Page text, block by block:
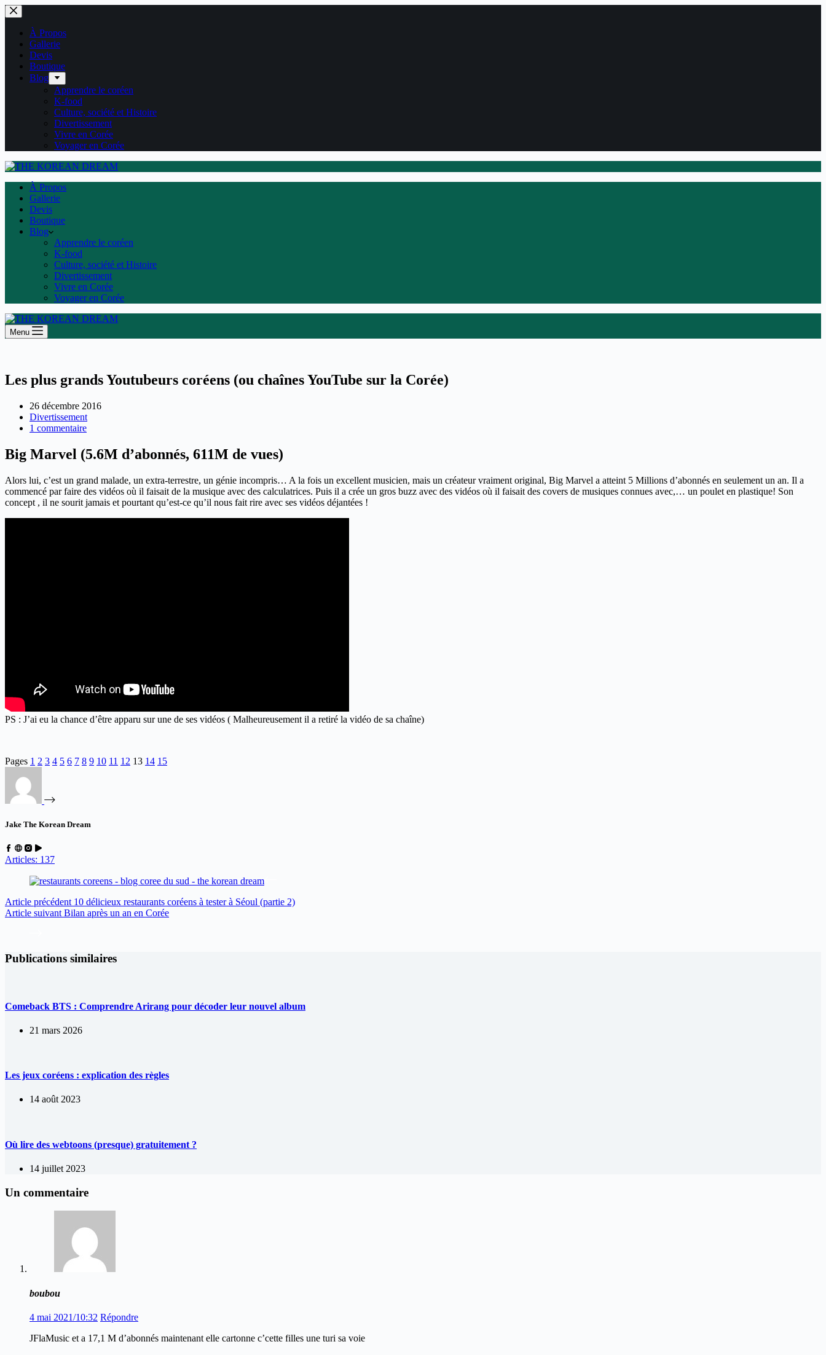
Passer
au
contenuÀ Propos
Gallerie
Devis
Boutique
Blog
Apprendre le coréen
K-food
Culture, société et Histoire
Divertissement
Vivre en Corée
Voyager en Corée
À Propos
Gallerie
Devis
Boutique
Blog
Apprendre le coréen
K-food
Culture, société et Histoire
Divertissement
Vivre en Corée
Voyager en Corée
Menu
Les plus grands Youtubeurs coréens (ou chaînes YouTube sur la Corée)
26 décembre 2016
Divertissement
1 commentaire
Big Marvel (5.6M d’abonnés, 611M de vues)
Alors lui, c’est un grand malade, un extra-terrestre, un génie incompris… A la fois un excellent musicien, mais un créateur vraiment original, Big Marvel a atteint 5 Millions d’abonnés en seulement un an. Il a
commencé par faire des vidéos où il faisait de la musique avec des calculatrices. Puis il a crée un gros buzz avec des vidéos où il faisait des covers de musiques connues avec,… un poulet en plastique! Son
concept , il ne sourit jamais et pourtant qu’est-ce qu’il nous fait rire avec ses vidéos déjantées !
PS : J’ai eu la chance d’être apparu sur une de ses vidéos ( Malheureusement il a retiré la vidéo de sa chaîne)
Pages 1 2 3 4 5 6 7 8 9 10 11 12 13 14 15
Jake The Korean Dream
Articles: 137
Article précédent 10 délicieux restaurants coréens à tester à Séoul (partie 2)
Article suivant Bilan après un an en Corée
Publications similaires
Comeback BTS : Comprendre Arirang pour décoder leur nouvel album
21 mars 2026
Les jeux coréens : explication des règles
14 août 2023
Où lire des webtoons (presque) gratuitement ?
14 juillet 2023
Un commentaire
boubou
4 mai 2021/10:32 Répondre
JFlaMusic et a 17,1 M d’abonnés maintenant elle cartonne c’cette filles une turi sa voie